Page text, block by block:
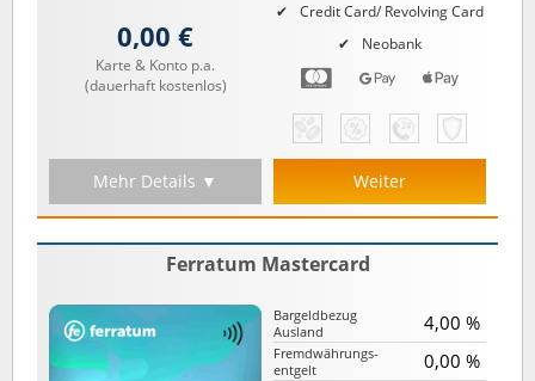
Credit Card/ Revolving Card
Neobank
0,00 €
Karte & Konto p.a.
(dauerhaft kostenlos)
Mehr Details ▼ Weiter
Ferratum Mastercard
Bargeld­bezug
Ausland
4,00 %
Fremd­währungs­
entgelt
0,00 %